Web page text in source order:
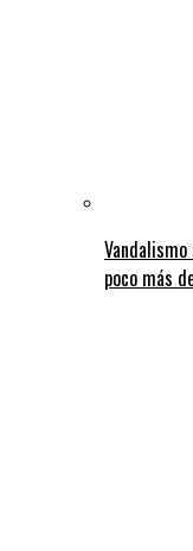
poco más